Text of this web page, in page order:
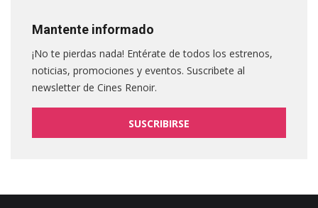
Mantente informado
¡No te pierdas nada! Entérate de todos los estrenos,
noticias, promociones y eventos. Suscribete al
newsletter de Cines Renoir.
SUSCRIBIRSE